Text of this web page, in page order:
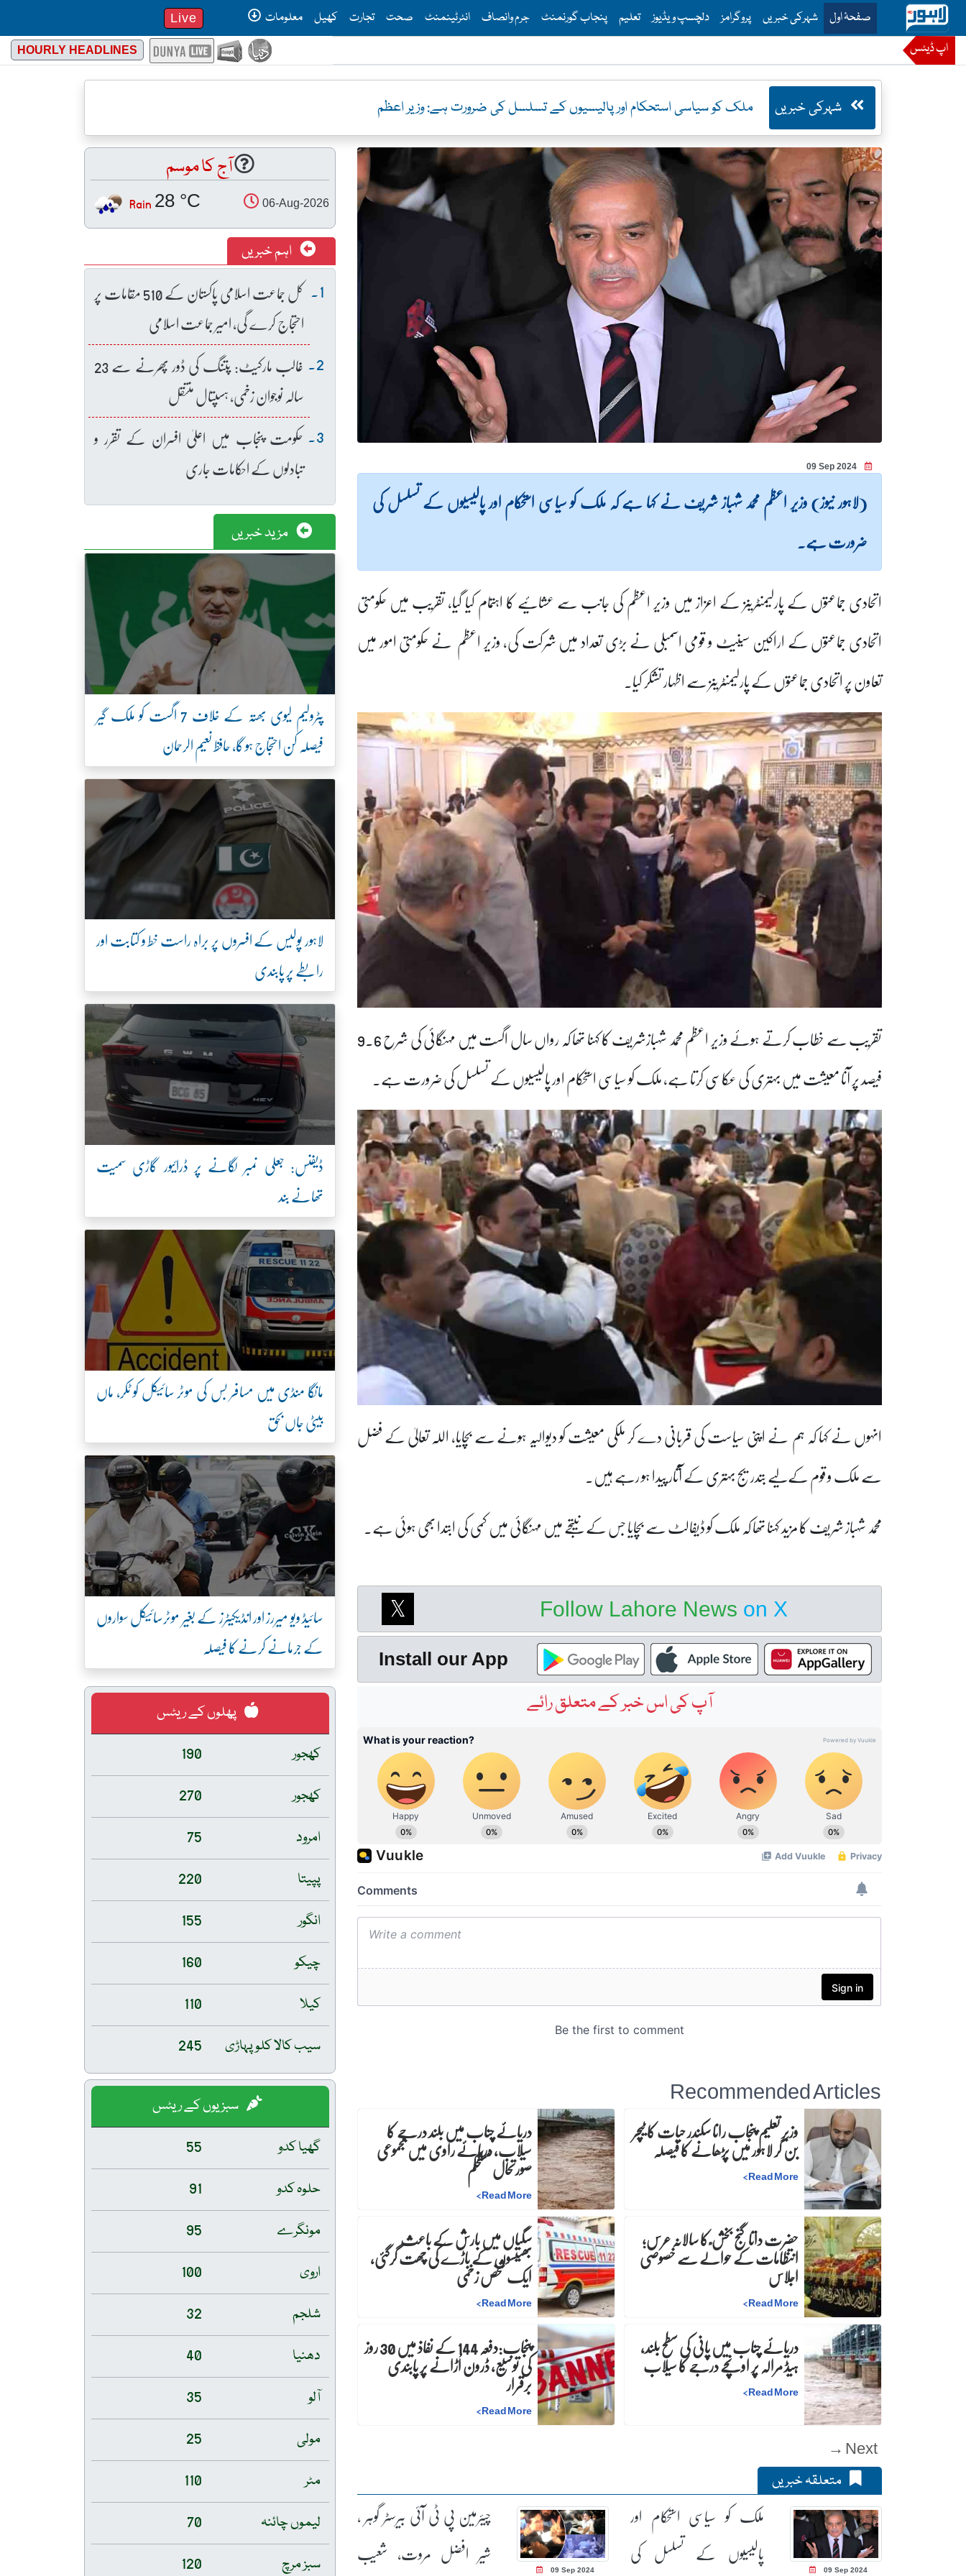
صفحۂ اولThis is the main menu for Lahore News
شہرکی خبریں پروگرامز دلچسپ ویڈیوز تعلیم پنجاب گورنمنٹ جرم وانصاف انٹرٹینمنٹ صحت تجارت کھیل معلومات Live
اپ ڈیٹس HOURLY HEADLINES
ملک کو سیاسی استحکام اور پالیسیوں کے تسلسل کی ضرورت ہے: وزیر اعظم
09 Sep 2024
(لاہور نیوز) وزیر اعظم محمد شہباز شریف نے کہا ہے کہ ملک کو سیاسی استحکام اور پالیسیوں کے تسلسل کی
ضرورت ہے۔
اتحادی جماعتوں کے پارلیمنٹرینز کے اعزاز میں وزیر اعظم کی جانب سے عشائیے کا اہتمام کیا گیا، تقریب میں حکومتی
اتحادی جماعتوں کے اراکین سینیٹ و قومی اسمبلی نے بڑی تعداد میں شرکت کی، وزیر اعظم نے حکومتی امور میں
تعاون پر اتحادی جماعتوں کے پارلیمنٹرینز سے اظہار تشکر کیا۔
تقریب سے خطاب کرتے ہوئے وزیر اعظم محمد شہبازشریف کا کہنا تھا کہ رواں سال اگست میں مہنگائی کی شرح 9.6
فیصد پر آنا معیشت میں بہتری کی عکاسی کرتا ہے، ملک کو سیاسی استحکام اور پالیسیوں کے تسلسل کی ضرورت ہے۔
انہوں نے کہا کہ ہم نے اپنی سیاست کی قربانی دے کر ملکی معیشت کو دیوالیہ ہونے سے بچایا، اللہ تعالیٰ کے فضل
سے ملک و قوم کےلیے بتدریج بہتری کے آثار پیدا ہو رہے ہیں۔
محمد شہباز شریف کا مزید کہنا تھا کہ ملک کو ڈیفالٹ سے بچایا جس کے نیتجے میں مہنگائی میں کمی کی ابتدا بھی ہوئی ہے۔
Follow Lahore News on X
Install our App
آپ کی اس خبر کے متعلق رائے
Recommended Articles
وزیرِ تعلیم پنجاب رانا سکندر حیات کا ٹیچر
بن کر لاہور میں پڑھانے کا فیصلہ
Read More
>
دریائے چناب میں بلند درجے کا
سیلاب، دریائے راوی میں مجموعی
صورتحال مستحکم
Read More
>
حضرت داتا گنج بخش ؒ کا سالانہ عرس;
انتظامات کے حوالے سے خصوصی
اجلاس
Read More
>
سگیاں میں بارش کے باعث
بھینسوں کے باڑے کی چھت گرگئی،
ایک شخص زخمی
Read More
>
دریائے چناب میں پانی کی سطح بلند،
ہیڈ مرالہ پر اونچے درجے کا سیلاب
Read More
>
پنجاب:دفعہ 144 کے نفاذ میں 30 روز کی توسیع، ڈرون اُڑانے پر پابندی
برقرار
Read More
>
Next →
متعلقہ خبریں
09 Sep 2024
ملک کو سیاسی استحکام اور
پالیسیوں کے تسلسل کی
09 Sep 2024
چیئرمین پی ٹی آئی بیرسٹر گوہر ،
شیر افضل مروت، شعیب
آج کا موسم
06-Aug-2026
28 °C
Rain
اہم خبریں
کل جماعت اسلامی پاکستان کے 510 مقامات پر
احتجاج کرے گی، امیر جماعت اسلامی
غالب مارکیٹ: پتنگ کی ڈور پھرنے سے 23
سالہ نوجوان زخمی، ہسپتال منتقل
حکومت پنجاب میں اعلیٰ افسران کے تقرر و
تبادلوں کے احکامات جاری
مزید خبریں
پٹرولیم لیوی بھتہ کے خلاف 7 اگست کو ملک گیر
فیصلہ کن احتجاج ہو گا، حافظ نعیم الرحمان
لاہور پولیس کے افسروں پر براہ راست خط و کتابت اور
رابطے پر پابندی
ڈیفنس: جعلی نمبر لگانے پر ڈرائیور گاڑی سمیت
تھانے بند
مانگا منڈی میں مسافر بس کی موٹر سائیکل کو ٹکر، ماں
بیٹی جاں بحق
سائیڈ ویو میررز اور انڈیکیٹرز کے بغیر موٹرسائیکل سواروں
کے جرمانے کرنے کا فیصلہ
پھلوں کے ریٹس
کھجور
190
کھجور
270
امرود
75
پپیتا
220
انگور
155
چیکو
160
کیلا
110
سیب کالا کلو پہاڑی
245
سبزیوں کے ریٹس
گھیا کدو
55
حلوہ کدو
91
مونگرے
95
اروی
100
شلجم
32
دھنیا
40
آلو
35
مولی
25
مٹر
110
لیموں چائنہ
70
سبز مرچ
120